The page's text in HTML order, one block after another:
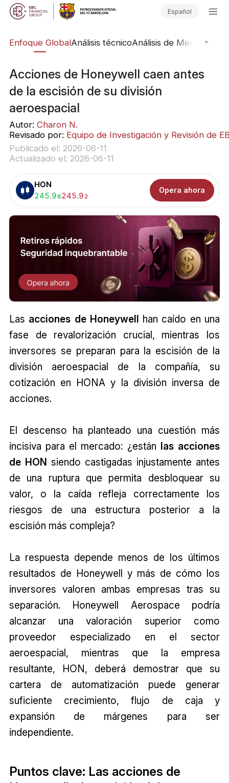
Español
Enfoque GlobalAnálisis técnicoAnálisis de Mercado
Acciones de Honeywell caen antes
de la escisión de su división
aeroespacial
Autor: Charon N.
Revisado por: Equipo de Investigación y Revisión de
Publicado el: 2026-06-11
Actualizado el: 2026-06-11
HON
Comprar:
245.96Vender:
245.9 2
Opera ahora
Las acciones de Honeywell han caído en una
fase de revalorización crucial, mientras los
inversores se preparan para la escisión de la
división aeroespacial de la compañía, su
cotización en HONA y la división inversa de
acciones.
El descenso ha planteado una cuestión más
incisiva para el mercado: ¿están las acciones
de HON siendo castigadas injustamente antes
de una ruptura que permita desbloquear su
valor, o la caída refleja correctamente los
riesgos de una estructura posterior a la
escisión más compleja?
La respuesta depende menos de los últimos
resultados de Honeywell y más de cómo los
inversores valoren ambas empresas tras su
separación. Honeywell Aerospace podría
alcanzar una valoración superior como
proveedor especializado en el sector
aeroespacial, mientras que la empresa
resultante, HON, deberá demostrar que su
cartera de automatización puede generar
suficiente crecimiento, flujo de caja y
expansión de márgenes para ser
independiente.
Puntos clave: Las acciones de